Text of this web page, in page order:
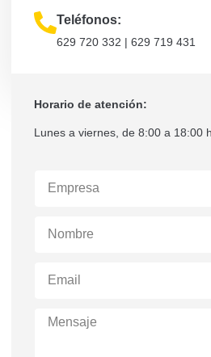
Teléfonos:
629 720 332 | 629 719 431
Horario de atención:
Lunes a viernes, de 8:00 a 18:00